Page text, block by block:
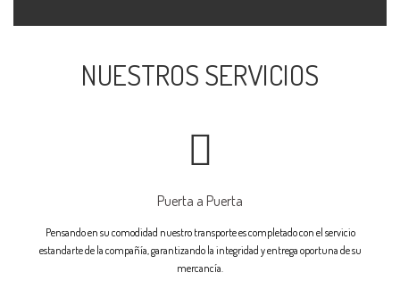
NUESTROS SERVICIOS
Puerta a Puerta
Pensando en su comodidad nuestro transporte es completado con el servicio
estandarte de la compañía, garantizando la integridad y entrega oportuna de su
mercancía.